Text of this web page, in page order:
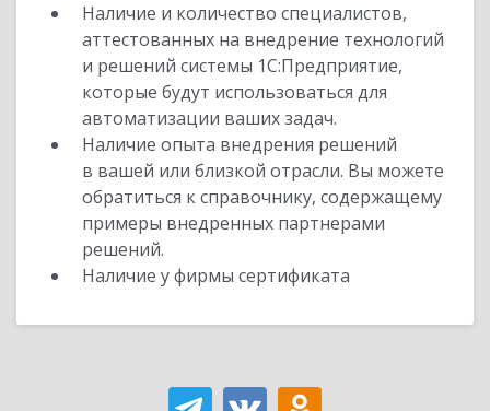
Наличие и количество специалистов,
аттестованных на внедрение технологий
и решений системы 1С:Предприятие,
которые будут использоваться для
автоматизации ваших задач.
Наличие опыта внедрения решений
в вашей или близкой отрасли. Вы можете
обратиться к справочнику, содержащему
примеры внедренных партнерами
решений.
Наличие у фирмы сертификата